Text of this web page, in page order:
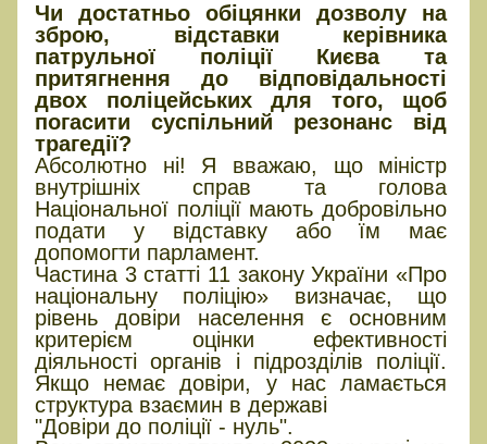
Чи достатньо обіцянки дозволу на
зброю, відставки керівника
патрульної поліції Києва та
притягнення до відповідальності
двох поліцейських для того, щоб
погасити суспільний резонанс від
трагедії?
Абсолютно ні! Я вважаю, що міністр
внутрішніх справ та голова
Національної поліції мають добровільно
подати у відставку або їм має
допомогти парламент.
Частина 3 статті 11 закону України «Про
національну поліцію» визначає, що
рівень довіри населення є основним
критерієм оцінки ефективності
діяльності органів і підрозділів поліції.
Якщо немає довіри, у нас ламається
структура взаємин в державі
"Довіри до поліції - нуль".